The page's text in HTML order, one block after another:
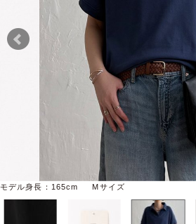
モデル身長：165cm Mサイズ